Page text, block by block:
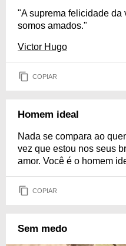
"A suprema felicidade da
somos amados."
Victor Hugo
COPIAR
Homem ideal
Nada se compara ao
vez que estou nos seus
amor. Você é o homem
COPIAR
Sem medo